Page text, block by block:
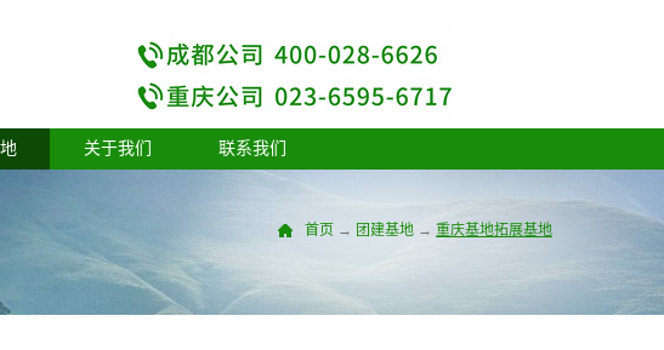
关于我们 联系我们
首页 → 团建基地 → 重庆基地拓展基地